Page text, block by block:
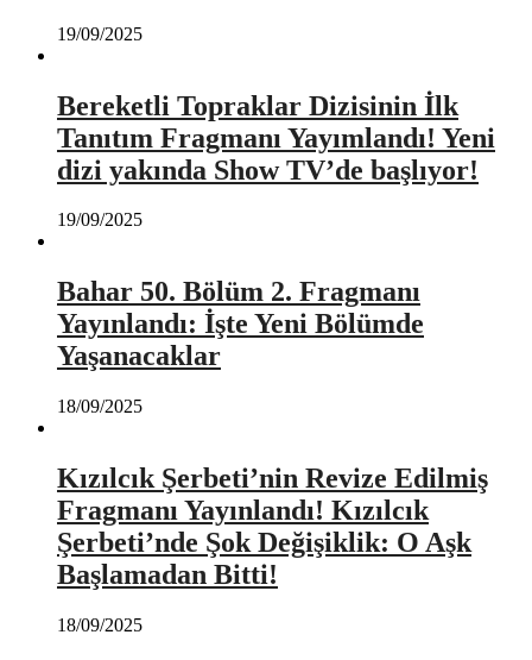
19/09/2025
Bereketli Topraklar Dizisinin İlk
Tanıtım Fragmanı Yayımlandı! Yeni
dizi yakında Show TV’de başlıyor!
19/09/2025
Bahar 50. Bölüm 2. Fragmanı
Yayınlandı: İşte Yeni Bölümde
Yaşanacaklar
18/09/2025
Kızılcık Şerbeti’nin Revize Edilmiş
Fragmanı Yayınlandı! Kızılcık
Şerbeti’nde Şok Değişiklik: O Aşk
Başlamadan Bitti!
18/09/2025